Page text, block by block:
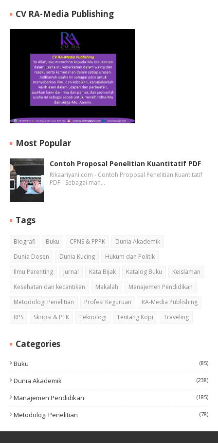
CV RA-Media Publishing
Most Popular
Contoh Proposal Penelitian Kuantitatif PDF
Rikaariyani.com - Contoh Proposal Penelitian Kuantitatif
PDF - Sebagai mah…
Tags
Biografi Buku CPNS & PPPK
Dunia Akademik
Dunia Dosen
Dunia Kucing
Hukum dan Politik
Ilmu Parenting
Jurnal Kata Bijak Katalog Buku
Keislaman
Kesehatan dan kecantikan
Makalah
Manajemen Pendidikan
Metodologi Penelitian
Profesi Keguruan
RA-Media Publishing
RPS
Skripsi & PTK Teknologi Tentang Kopi Traveling
Categories
Buku (85)
Dunia Akademik (238)
Manajemen Pendidikan (185)
Metodologi Penelitian (78)